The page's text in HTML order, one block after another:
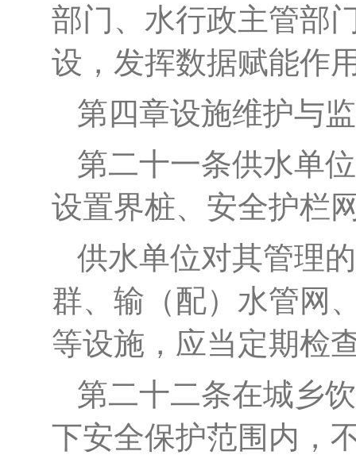
部门、水行政主管部
设 ， 发挥数据赋能作
第四章设施维护与
第二十一条供水单
设置界桩、安全护栏
供水单位对其管理
群、输（配）水管网
等设施，应当定期检
第二十二条在城乡
下安全保护范围内，